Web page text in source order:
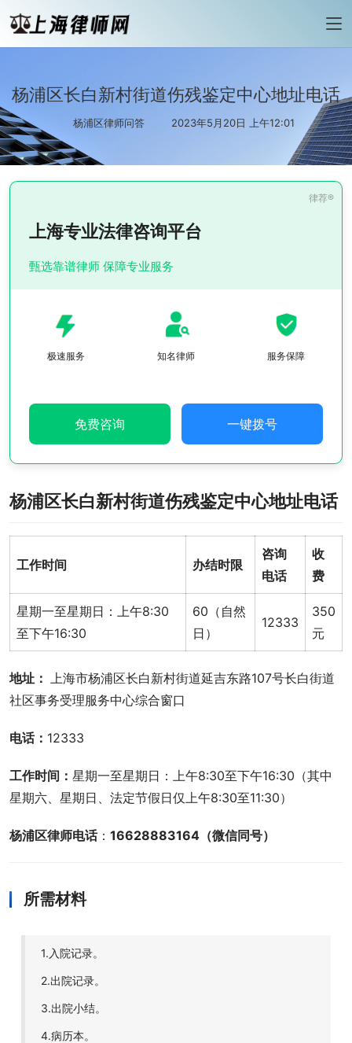
杨浦区长白新村街道伤残鉴定中心地址电话
杨浦区律师问答 2023年5月20日 上午12:01
上海专业法律咨询平台
甄选靠谱律师 保障专业服务
极速服务 知名律师 服务保障
免费咨询 一键拨号
杨浦区长白新村街道伤残鉴定中心地址电话
工作时间 办结时限
咨询
电话
收
费
星期一至星期日：上午8:30
至下午16:30
60（自然
日）
12333
350
元
地址： 上海市杨浦区长白新村街道延吉东路107号长白街道
社区事务受理服务中心综合窗口
电话： 12333
工作时间： 星期一至星期日：上午8:30至下午16:30（其中
星期六、星期日、法定节假日仅上午8:30至11:30）
杨浦区律师电话： 16628883164（微信同号）
所需材料
1.入院记录。
2.出院记录。
3.出院小结。
4.病历本。